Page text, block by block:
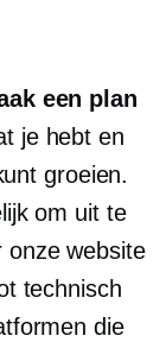
een plan
je hebt en
groeien.
om uit te
onze website
technisch
die